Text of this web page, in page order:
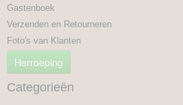
Gastenboek
Verzenden en Retourneren
Foto's van Klanten
Herroeping
Categorieën